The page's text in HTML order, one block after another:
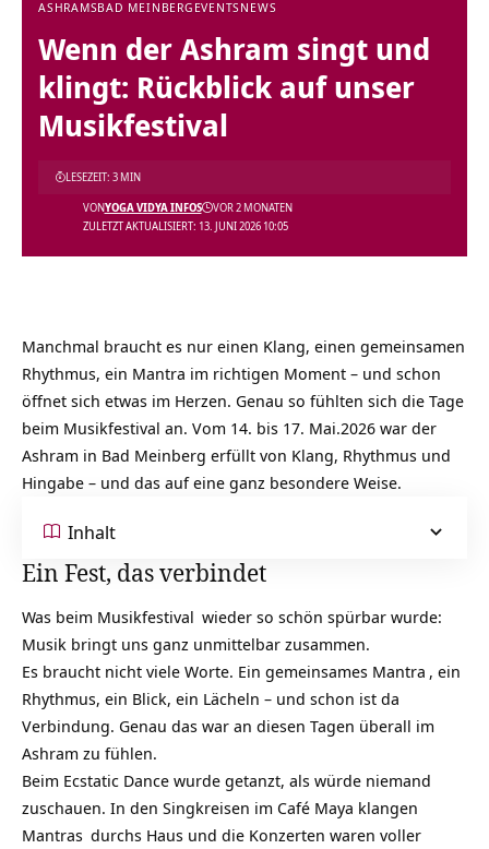
ASHRAMSBAD MEINBERG EVENTSNEWS
Wenn der Ashram singt und
klingt: Rückblick auf unser
Musikfestival
ZULETZT AKTUALISIERT: 13. JUNI 2026 10:05
VONYOGA VIDYA INFOS VOR 2 MONATEN
LESEZEIT: 3 MIN
Manchmal braucht es nur einen Klang, einen gemeinsamen
Rhythmus, ein Mantra im richtigen Moment – und schon
öffnet sich etwas im Herzen. Genau so fühlten sich die Tage
beim Musikfestival an. Vom 14. bis 17. Mai.2026 war der
Ashram in Bad Meinberg erfüllt von Klang, Rhythmus und
Hingabe – und das auf eine ganz besondere Weise.
Inhalt
Ein Fest, das verbindet
Was beim Musikfestival wieder so schön spürbar wurde:
Musik bringt uns ganz unmittelbar zusammen.
Es braucht nicht viele Worte. Ein gemeinsames Mantra , ein
Rhythmus, ein Blick, ein Lächeln – und schon ist da
Verbindung. Genau das war an diesen Tagen überall im
Ashram zu fühlen.
Beim Ecstatic Dance wurde getanzt, als würde niemand
zuschauen. In den Singkreisen im Café Maya klangen
Mantras durchs Haus und die Konzerten waren voller